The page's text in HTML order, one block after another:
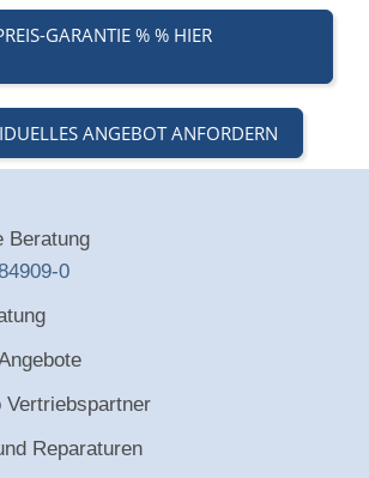
GARANTIE % % HIER
ANGEBOT ANFORDERN
Beratung
0
Vertriebspartner
Reparaturen